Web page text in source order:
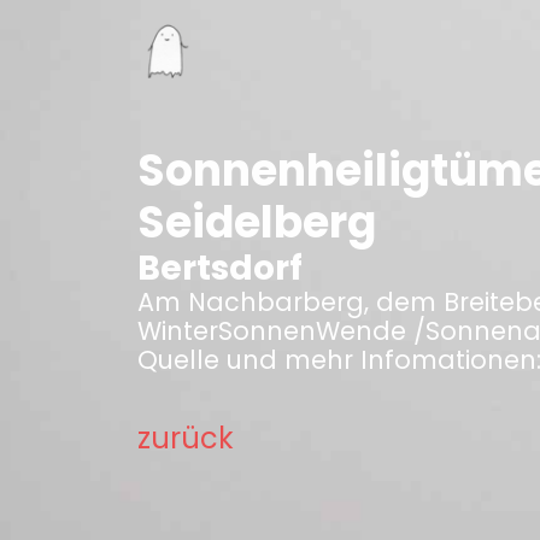
Seidelberg
Bertsdorf
Am Nachbarberg, dem
WinterSonnenWende /
Quelle und mehr
zurück